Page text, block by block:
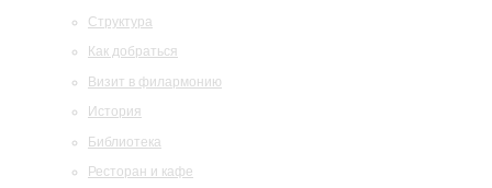
Структура
Как добраться
Визит в филармонию
История
Библиотека
Ресторан и кафе